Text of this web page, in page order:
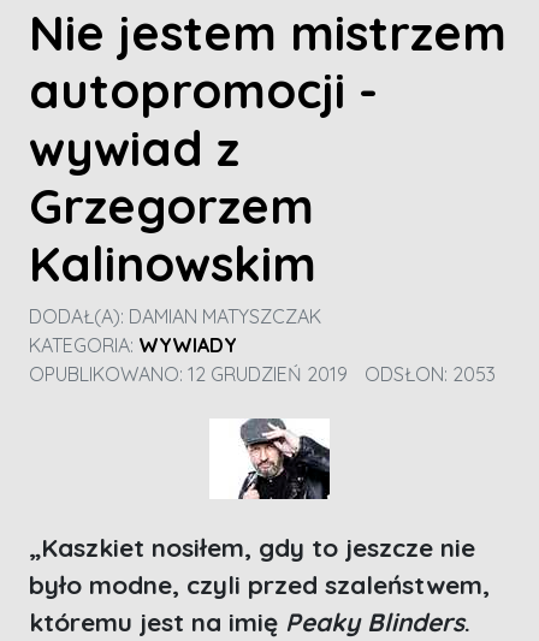
Nie jestem mistrzem
autopromocji -
wywiad z
Grzegorzem
Kalinowskim
DODAŁ(A): DAMIAN MATYSZCZAK
KATEGORIA: WYWIADY
OPUBLIKOWANO: 12 GRUDZIEŃ 2019
ODSŁON: 2053
„Kaszkiet nosiłem, gdy to jeszcze nie
było modne, czyli przed szaleństwem,
któremu jest na imię Peaky Blinders.